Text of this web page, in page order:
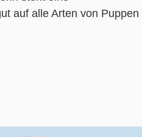
auf alle Arten von Puppen